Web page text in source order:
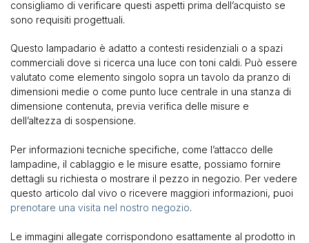
consigliamo di verificare questi aspetti prima dell’acquisto se
sono requisiti progettuali.
Questo lampadario è adatto a contesti residenziali o a spazi
commerciali dove si ricerca una luce con toni caldi. Può essere
valutato come elemento singolo sopra un tavolo da pranzo di
dimensioni medie o come punto luce centrale in una stanza di
dimensione contenuta, previa verifica delle misure e
dell’altezza di sospensione.
Per informazioni tecniche specifiche, come l’attacco delle
lampadine, il cablaggio e le misure esatte, possiamo fornire
dettagli su richiesta o mostrare il pezzo in negozio. Per vedere
questo articolo dal vivo o ricevere maggiori informazioni, puoi
prenotare una visita nel nostro negozio.
Le immagini allegate corrispondono esattamente al prodotto in